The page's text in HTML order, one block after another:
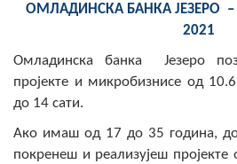
Јавни позиви
Обавјештења
Заштита од пожара
ОМЛАДИНСКА БАНКА ЈЕЗЕРО
2021
Омладинска банка Језеро
пројекте и микробизнисе од
до 14 сати.
Ако имаш од 17 до 35 година,
покренеш и реализујеш пројекте